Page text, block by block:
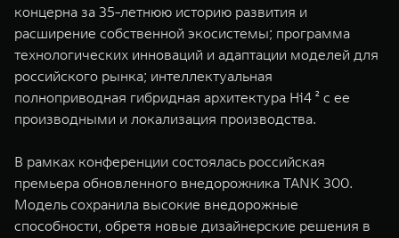
концерна за 35-летнюю историю развития и
расширение собственной экосистемы; программа
технологических инноваций и адаптации моделей для
российского рынка; интеллектуальная
полноприводная гибридная архитектура Hi4 ² с ее
производными и локализация производства.
В рамках конференции состоялась российская
премьера обновленного внедорожника TANK 300.
Модель сохранила высокие внедорожные
способности, обретя новые дизайнерские решения в